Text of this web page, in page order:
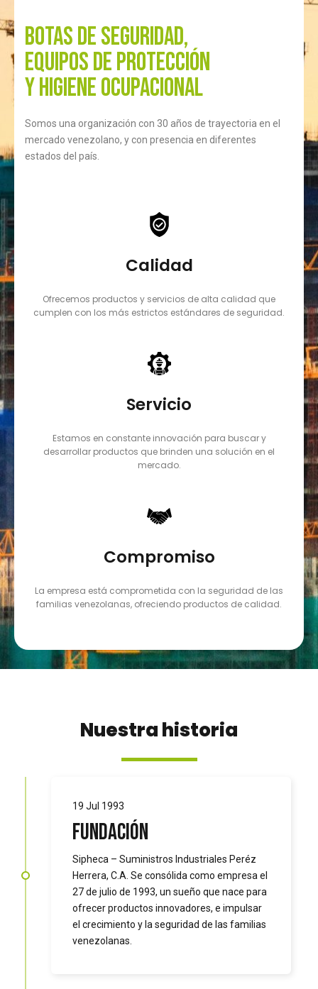
botas de seguridad,
equipos de protección
y higiene ocupacional
Somos una organización con 30 años de trayectoria en el
mercado venezolano, y con presencia en diferentes
estados del país.
Calidad
Ofrecemos productos y servicios de alta calidad que
cumplen con los más estrictos estándares de seguridad.
Servicio
Estamos en constante innovación para buscar y
desarrollar productos que brinden una solución en el
mercado.
Compromiso
La empresa está comprometida con la seguridad de las
familias venezolanas, ofreciendo productos de calidad.
Nuestra historia
19 Jul 1993
Fundación
Sipheca – Suministros Industriales Peréz
Herrera, C.A. Se consólida como empresa el
27 de julio de 1993, un sueño que nace para
ofrecer productos innovadores, e impulsar
el crecimiento y la seguridad de las familias
venezolanas.